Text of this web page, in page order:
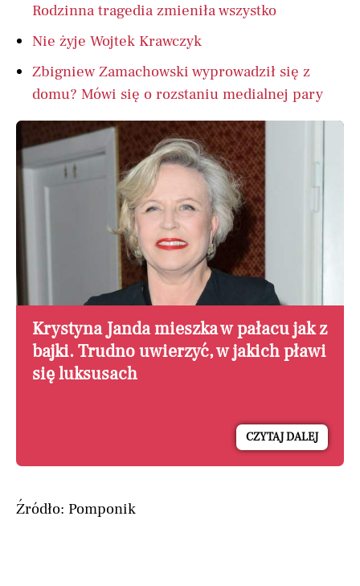
Rodzinna tragedia zmieniła wszystko
Nie żyje Wojtek Krawczyk
Zbigniew Zamachowski wyprowadził się z
domu? Mówi się o rozstaniu medialnej pary
Krystyna Janda mieszka w pałacu jak z
bajki. Trudno uwierzyć, w jakich pławi
się luksusach
CZYTAJ DALEJ
Źródło: Pomponik